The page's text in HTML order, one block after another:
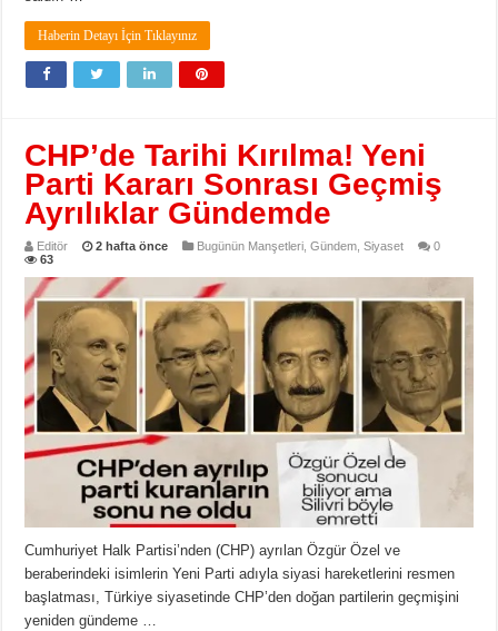
Haberin Detayı İçin Tıklayınız
CHP’de Tarihi Kırılma! Yeni
Parti Kararı Sonrası Geçmiş
Ayrılıklar Gündemde
Editör 2 hafta önce Bugünün Manşetleri ,Gündem ,Siyaset
0
63
Cumhuriyet Halk Partisi’nden (CHP) ayrılan Özgür Özel ve
beraberindeki isimlerin Yeni Parti adıyla siyasi hareketlerini resmen
başlatması, Türkiye siyasetinde CHP’den doğan partilerin geçmişini
yeniden gündeme …